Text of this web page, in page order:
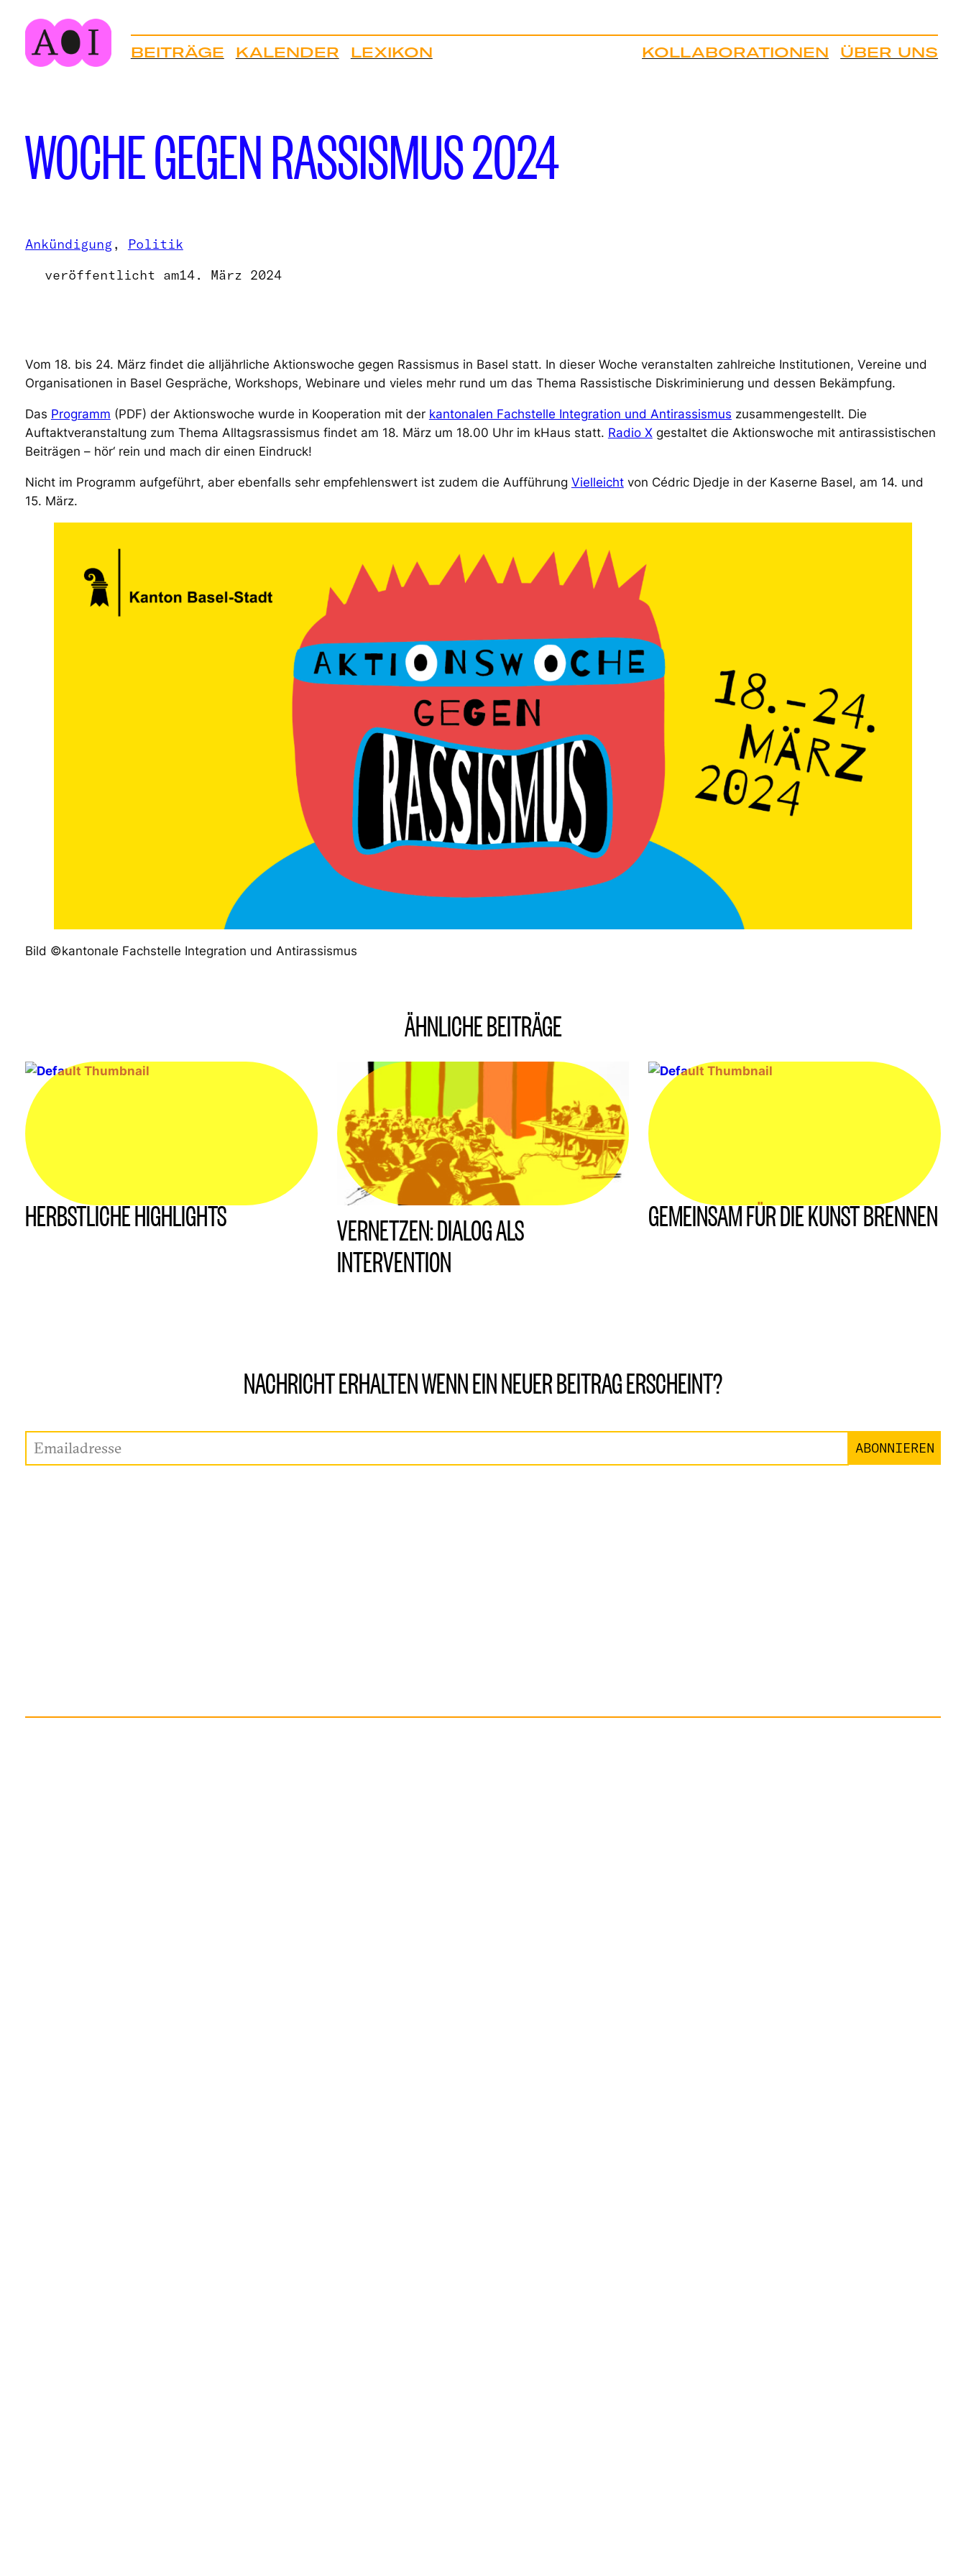
Inhalt
springen
BEITRÄGE KALENDER LEXIKON KOLLABORATIONEN ÜBER UNS
WOCHE GEGEN RASSISMUS 2024
Ankündigung, Politik
veröffentlicht am14. März 2024
Vom 18. bis 24. März findet die alljährliche Aktionswoche gegen Rassismus in Basel statt. In dieser Woche veranstalten zahlreiche Institutionen, Vereine und
Organisationen in Basel Gespräche, Workshops, Webinare und vieles mehr rund um das Thema Rassistische Diskriminierung und dessen Bekämpfung.
Das Programm (PDF) der Aktionswoche wurde in Kooperation mit der kantonalen Fachstelle Integration und Antirassismus zusammengestellt. Die
Auftaktveranstaltung zum Thema Alltagsrassismus findet am 18. März um 18.00 Uhr im kHaus statt. Radio Xgestaltet die Aktionswoche mit antirassistischen
Beiträgen – hör‘ rein und mach dir einen Eindruck!
Nicht im Programm aufgeführt, aber ebenfalls sehr empfehlenswert ist zudem die Aufführung Vielleichtvon Cédric Djedje in der Kaserne Basel, am 14. und
15. März.
Bild ©kantonale Fachstelle Integration und Antirassismus
ÄHNLICHE BEITRÄGE
HERBSTLICHE HIGHLIGHTS
VERNETZEN: DIALOG ALS
INTERVENTION
GEMEINSAM FÜR DIE KUNST BRENNEN
NACHRICHT ERHALTEN WENN EIN NEUER BEITRAG ERSCHEINT?
Emailadresse
ABONNIEREN